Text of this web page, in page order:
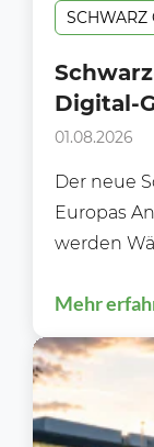
SCHWARZ
Digital-
01.08.2026
Der neue
Europas
werden
Filialen,
Mehr